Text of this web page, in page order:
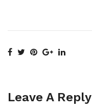
Leave A Reply